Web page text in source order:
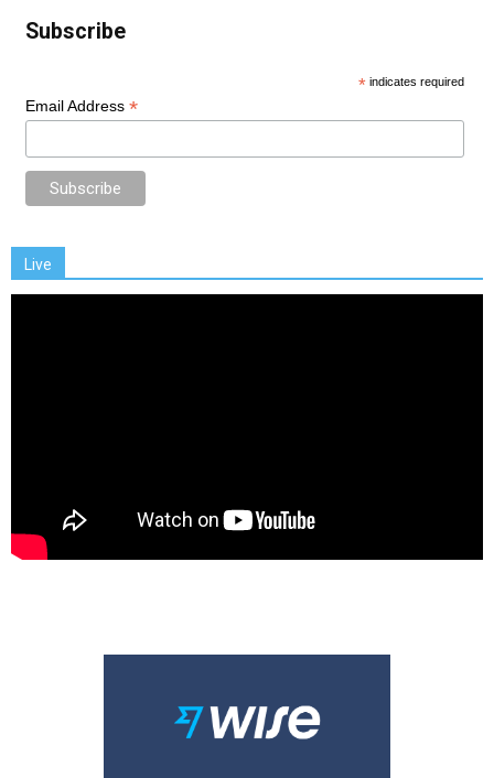
Subscribe
* indicates required
Email Address *
Live